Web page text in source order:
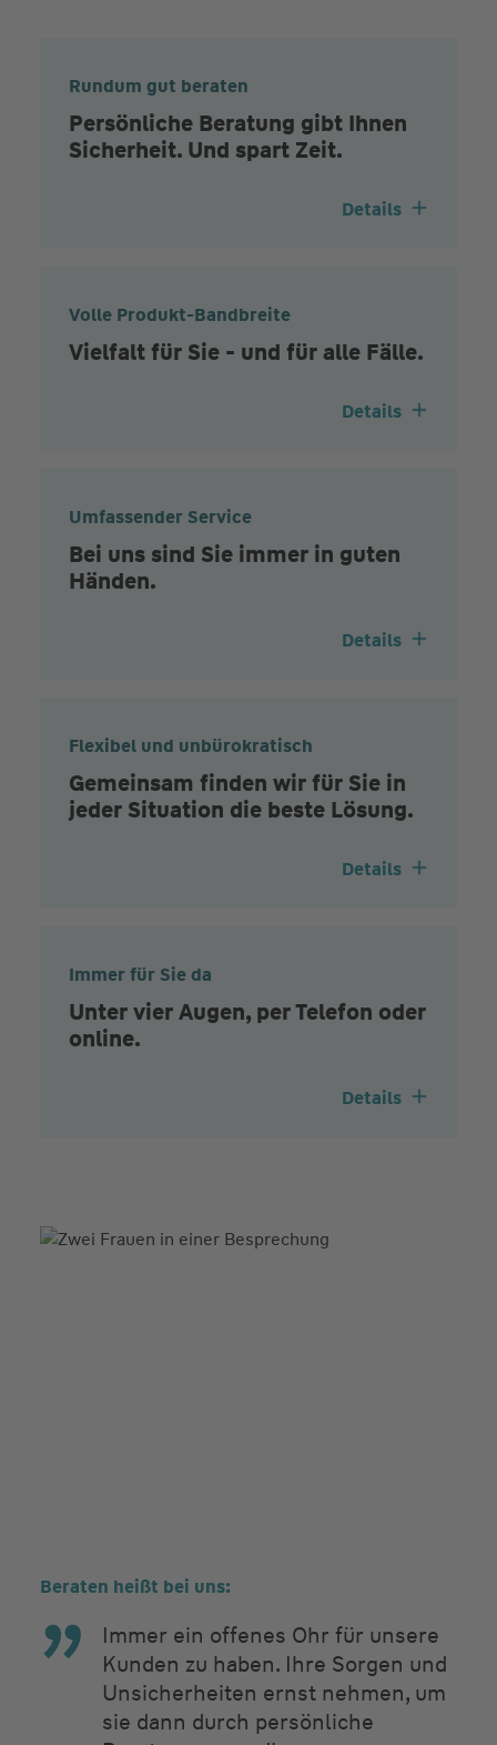
Rundum gut beraten
Persönliche Beratung gibt Ihnen
Sicherheit. Und spart Zeit.
Details
Volle Produkt-Bandbreite
Vielfalt für Sie - und für alle Fälle.
Details
Umfassender Service
Bei uns sind Sie immer in guten
Händen.
Details
Flexibel und unbürokratisch
Gemeinsam finden wir für Sie in
jeder Situation die beste Lösung.
Details
Immer für Sie da
Unter vier Augen, per Telefon oder
online.
Details
Beraten heißt bei uns:
Immer ein offenes Ohr für unsere
Kunden zu haben. Ihre Sorgen und
Unsicherheiten ernst nehmen, um
sie dann durch persönliche